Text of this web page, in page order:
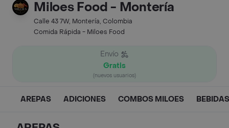
Miloes Food - Montería
Calle 43 7W, Montería, Colombia
Comida Rápida - Miloes Food
Envío
Gratis
(nuevos usuarios)
AREPAS ADICIONES COMBOS MILOES BEBIDAS